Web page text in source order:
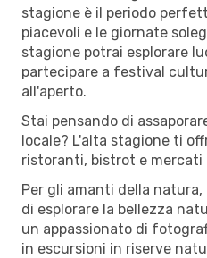
stagione è il periodo
piacevoli e le giornate
stagione potrai esplorare
partecipare a festival
all'aperto.
Stai pensando di
locale? L'alta stagione ti
ristoranti, bistrot e mercati
Per gli amanti della
di esplorare la bellezza
un appassionato di
in escursioni in riserve